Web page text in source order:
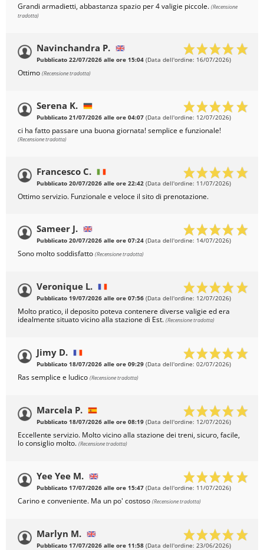
Grandi armadietti, abbastanza spazio per 4 valigie piccole. (Recensione
tradotta)
Navinchandra P.
Pubblicato 22/07/2026 alle ore 15:04 (Data dell'ordine: 16/07/2026)
Ottimo (Recensione tradotta)
Serena K.
Pubblicato 21/07/2026 alle ore 04:07 (Data dell'ordine: 12/07/2026)
ci ha fatto passare una buona giornata! semplice e funzionale!
(Recensione tradotta)
Francesco C.
Pubblicato 20/07/2026 alle ore 22:42 (Data dell'ordine: 11/07/2026)
Ottimo servizio. Funzionale e veloce il sito di prenotazione.
Sameer J.
Pubblicato 20/07/2026 alle ore 07:24 (Data dell'ordine: 14/07/2026)
Sono molto soddisfatto (Recensione tradotta)
Veronique L.
Pubblicato 19/07/2026 alle ore 07:56 (Data dell'ordine: 12/07/2026)
Molto pratico, il deposito poteva contenere diverse valigie ed era
idealmente situato vicino alla stazione di Est. (Recensione tradotta)
Jimy D.
Pubblicato 18/07/2026 alle ore 09:29 (Data dell'ordine: 02/07/2026)
Ras semplice e ludico (Recensione tradotta)
Marcela P.
Pubblicato 18/07/2026 alle ore 08:19 (Data dell'ordine: 12/07/2026)
Eccellente servizio. Molto vicino alla stazione dei treni, sicuro, facile,
lo consiglio molto. (Recensione tradotta)
Yee Yee M.
Pubblicato 17/07/2026 alle ore 15:47 (Data dell'ordine: 11/07/2026)
Carino e conveniente. Ma un po' costoso (Recensione tradotta)
Marlyn M.
Pubblicato 17/07/2026 alle ore 11:58 (Data dell'ordine: 23/06/2026)